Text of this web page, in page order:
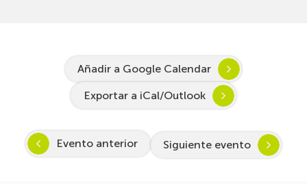
Añadir a Google Calendar
Exportar a iCal/Outlook
Evento anterior Siguiente evento